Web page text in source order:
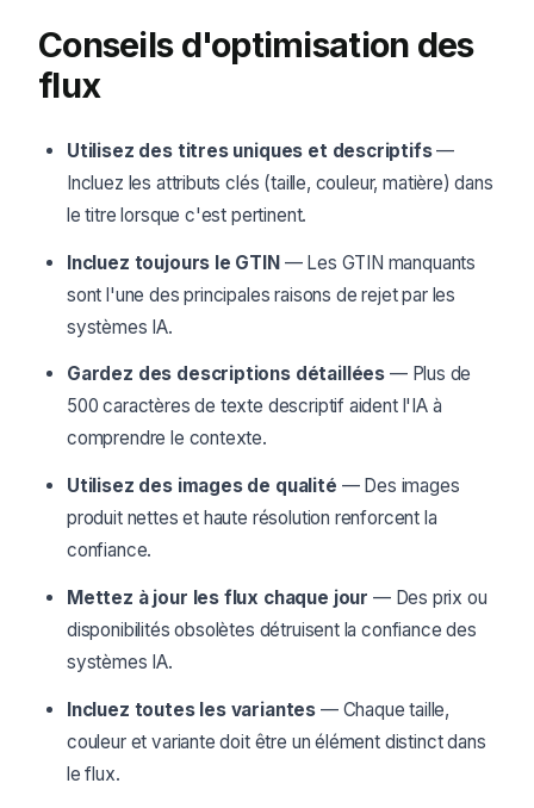
Conseils d'optimisation des
flux
Utilisez des titres uniques et descriptifs—
Incluez les attributs clés (taille, couleur, matière) dans
le titre lorsque c'est pertinent.
Incluez toujours le GTIN— Les GTIN manquants
sont l'une des principales raisons de rejet par les
systèmes IA.
Gardez des descriptions détaillées — Plus de
500 caractères de texte descriptif aident l'IA à
comprendre le contexte.
Utilisez des images de qualité — Des images
produit nettes et haute résolution renforcent la
confiance.
Mettez à jour les flux chaque jour — Des prix ou
disponibilités obsolètes détruisent la confiance des
systèmes IA.
Incluez toutes les variantes — Chaque taille,
couleur et variante doit être un élément distinct dans
le flux.